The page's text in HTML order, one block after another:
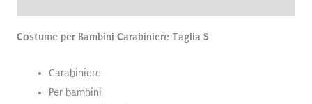
Costume per Bambini Carabiniere Taglia S
Carabiniere
Per bambini